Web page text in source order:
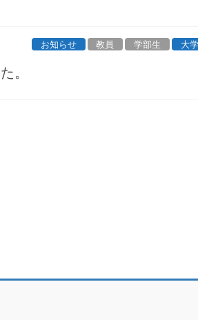
大
学部生
教員
お知らせ
。